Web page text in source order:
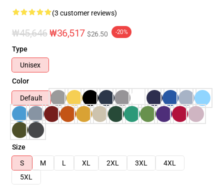
(3 customer reviews)
₩45,646₩36,517 $26.50 -20%
Type
Unisex
Color
Default
Size
S
M L XL 2XL 3XL
4XL
5XL